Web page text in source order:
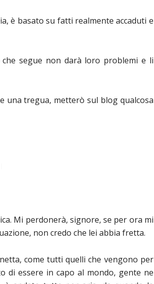
è basato su fatti realmente accaduti e
segue non darà loro problemi e li
una tregua, metterò sul blog qualcosa
Mi perdonerà, signore, se per ora mi
non credo che lei abbia fretta.
come tutti quelli che vengono per
di essere in capo al mondo, gente ne